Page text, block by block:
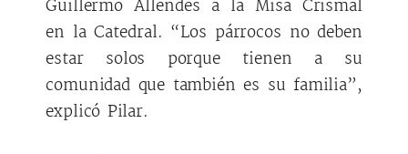
Guillermo Allendes a la Misa Crismal
en la Catedral. “Los párrocos no deben
estar solos porque tienen a su
comunidad que también es su familia”,
explicó Pilar.